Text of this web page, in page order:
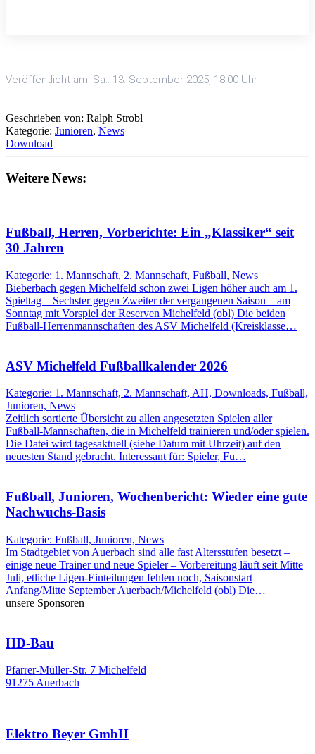
Veröffentlicht am: Sa.. 13. September 2025, 18:00 Uhr
Geschrieben von: Ralph Strobl
Kategorie: Junioren, News
Download
Weitere News:
Fußball, Herren, Vorberichte: Ein „Klassiker“ seit
30 Jahren
Kategorie: 1. Mannschaft, 2. Mannschaft, Fußball, News
Bieberbach gegen Michelfeld schon zwei Ligen höher auch am 1.
Spieltag – Sechster gegen Zweiter der vergangenen Saison – am
Sonntag mit Vorspiel der Reserven Michelfeld (obl) Die beiden
Fußball-Herrenmannschaften des ASV Michelfeld (Kreisklasse…
ASV Michelfeld Fußballkalender 2026
Kategorie: 1. Mannschaft, 2. Mannschaft, AH, Downloads, Fußball,
Junioren, News
Zeitlich sortierte Übersicht zu allen angesetzten Spielen aller
Fußball-Mannschaften, die in Michelfeld trainieren und/oder spielen.
Die Datei wird tagesaktuell (siehe Datum mit Uhrzeit) auf den
neuesten Stand gebracht. Interessant für: Spieler, Fu…
Fußball, Junioren, Wochenbericht: Wieder eine gute
Nachwuchs-Basis
Kategorie: Fußball, Junioren, News
Im Stadtgebiet von Auerbach sind alle fast Altersstufen besetzt –
einige neue Trainer und neue Spieler – Vorbereitung läuft seit Mitte
Juli, etliche Ligen-Einteilungen fehlen noch, Saisonstart
Anfang/Mitte September Auerbach/Michelfeld (obl) Die…
unsere Sponsoren
HD-Bau
Pfarrer-Müller-Str. 7 Michelfeld
91275 Auerbach
Elektro Beyer GmbH